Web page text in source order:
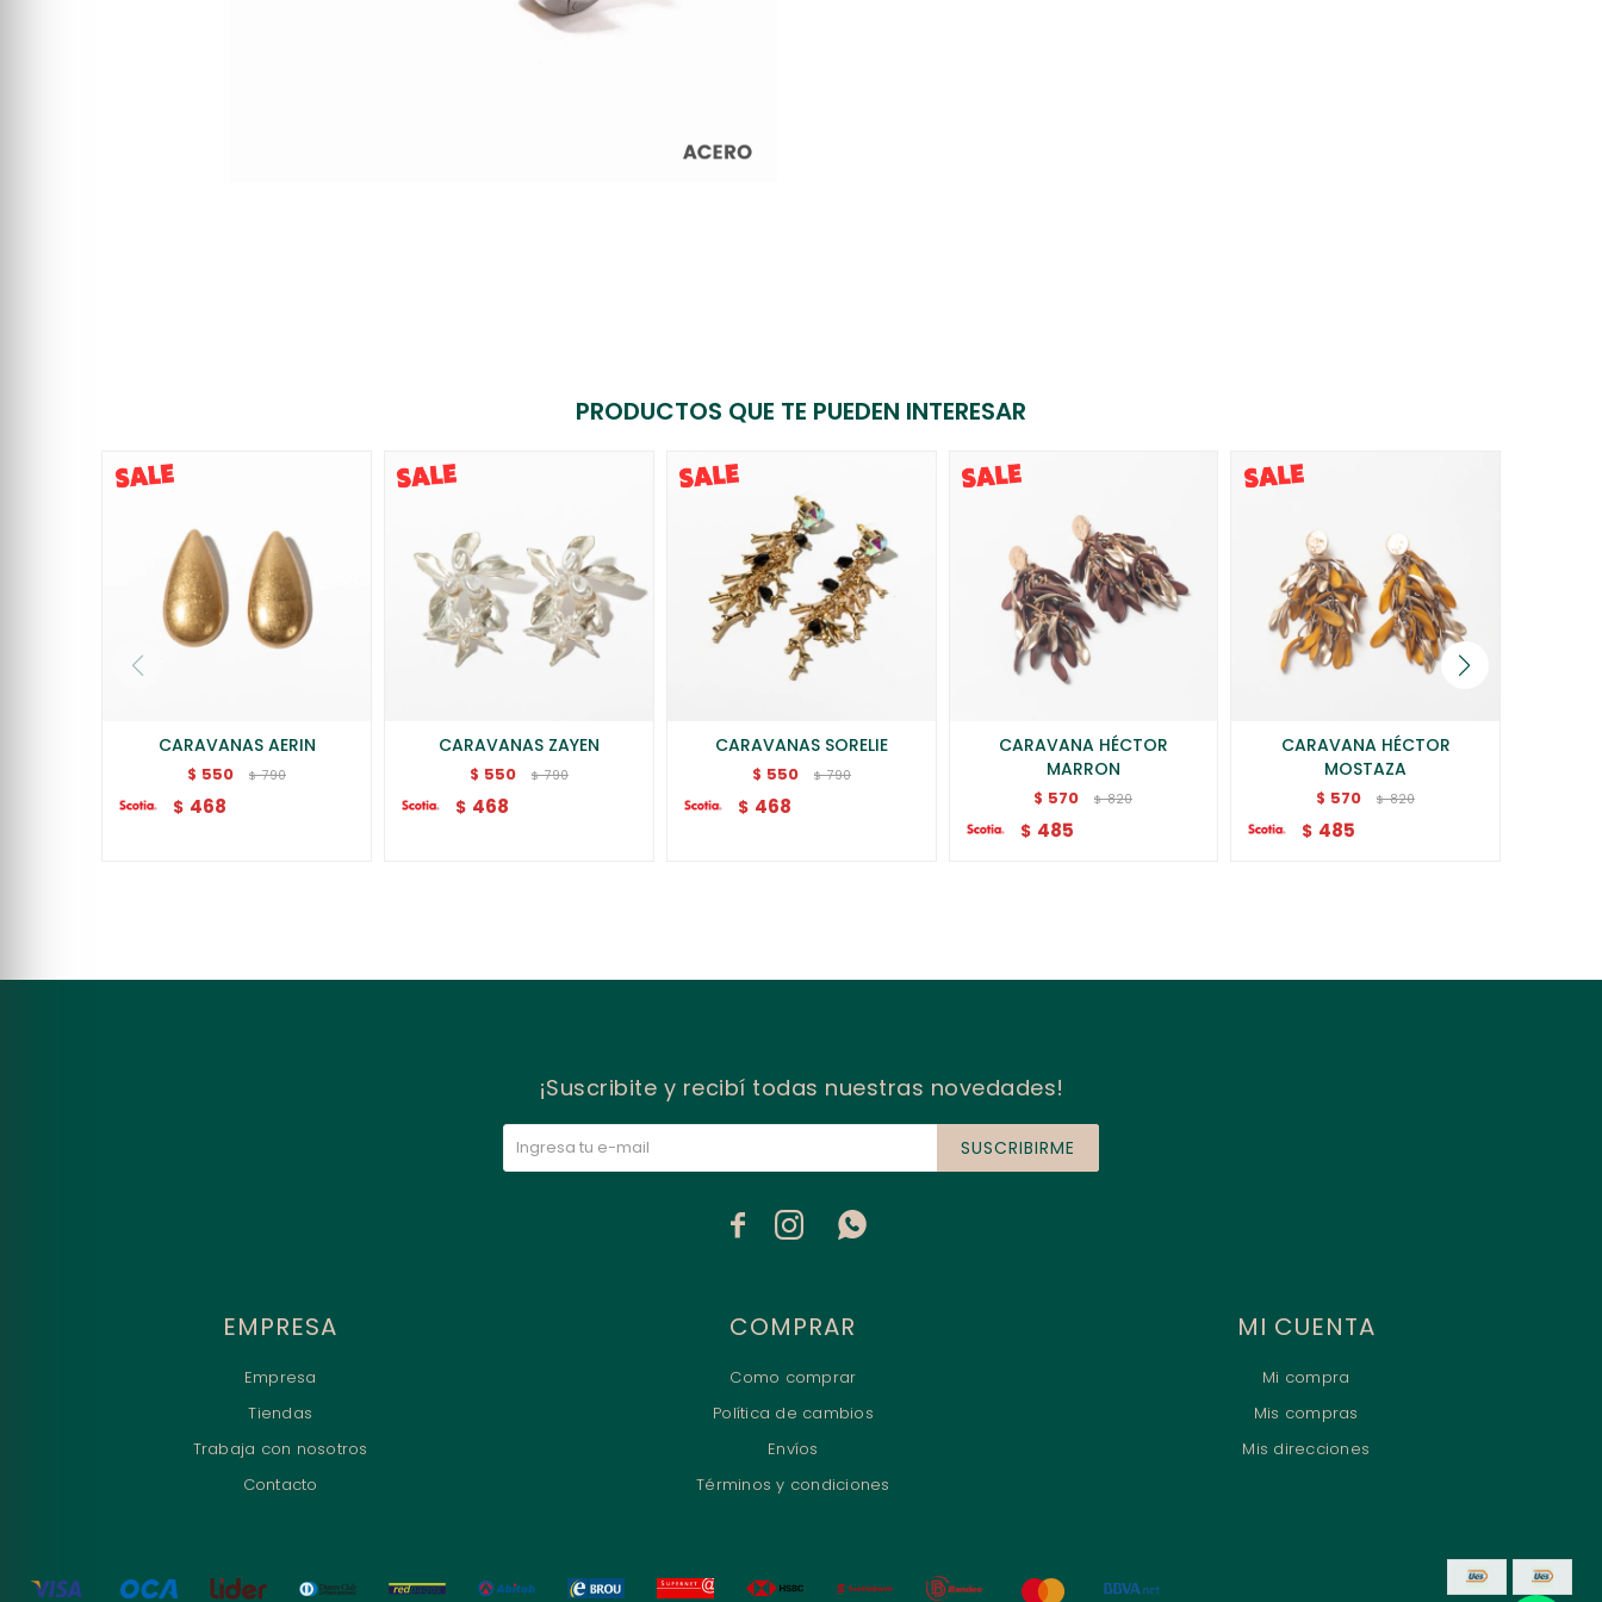
PRODUCTOS QUE TE PUEDEN INTERESAR
CARAVANAS AERIN
$ 550 $ 790
$ 468
CARAVANAS ZAYEN
$ 550 $ 790
$ 468
CARAVANAS SORELIE
$ 550 $ 790
$ 468
CARAVANA HÉCTOR
MARRON
$ 570 $ 820
$ 485
CARAVANA HÉCTOR
MOSTAZA
$ 570 $ 820
$ 485
EMPRESA
Empresa
Tiendas
Trabaja con nosotros
Contacto
COMPRAR
Como comprar
Política de cambios
Envíos
Términos y condiciones
MI CUENTA
Mi compra
Mis compras
Mis direcciones
¡Suscribite y recibí todas nuestras novedades!
SUSCRIBIRME
  